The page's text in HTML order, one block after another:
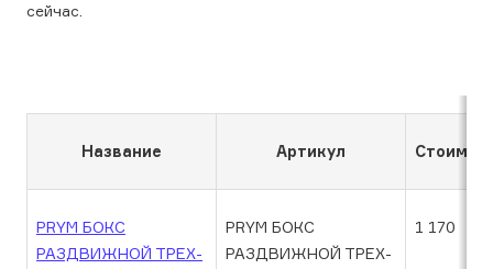
сейчас.
Название Артикул
PRYM БОКС
РАЗДВИЖНОЙ ТРЕХ-
PRYM БОКС
РАЗДВИЖНОЙ ТРЕХ-
1 170